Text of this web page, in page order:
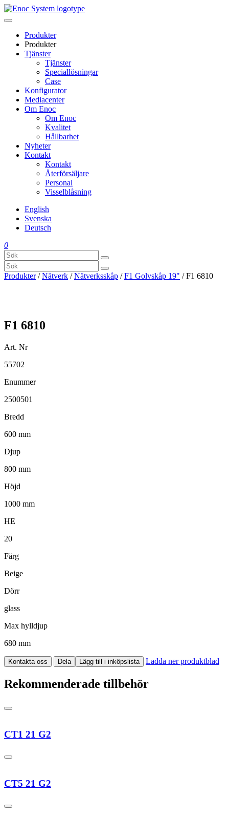
Skip
to
Produkter
Produkter
Tjänster
Tjänster
Speciallösningar
Case
Konfigurator
Mediacenter
Om Enoc
Om Enoc
Kvalitet
Hållbarhet
Nyheter
Kontakt
Kontakt
Återförsäljare
Personal
Visselblåsning
English
Svenska
Deutsch
0
Produkter/Nätverk /Nätverksskåp /F1 Golvskåp 19" / F1 6810
F1 6810
Art. Nr
55702
Enummer
2500501
Bredd
600 mm
Djup
800 mm
Höjd
1000 mm
HE
20
Färg
Beige
Dörr
glass
Max hylldjup
680 mm
Kontakta oss Dela Lägg till i inköpslista Ladda ner produktblad
Rekommenderade tillbehör
CT1 21 G2
CT5 21 G2